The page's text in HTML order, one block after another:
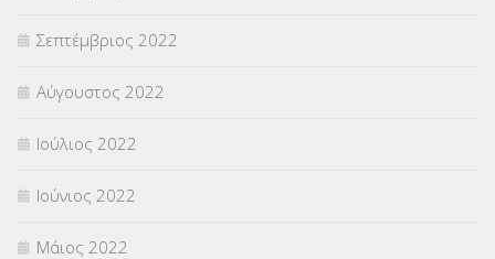
Σεπτέμβριος 2022
Αύγουστος 2022
Ιούλιος 2022
Ιούνιος 2022
Μάιος 2022